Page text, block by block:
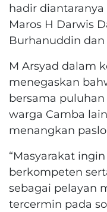
hadir
Maros H Darwis
Burhanuddin
M Arsyad dalam
menegaskan
bersama
warga Camba
menangkan
“Masyarakat
berkompeten
sebagai pelayan
tercermin pada